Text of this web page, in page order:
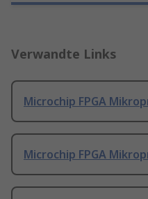
Verwandte Links
Microchip FPGA
Microchip FPGA